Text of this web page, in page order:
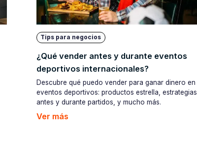
Tips para negocios
¿Qué vender antes y durante eventos
deportivos internacionales?
Descubre qué puedo vender para ganar dinero en
eventos deportivos: productos estrella, estrategias
antes y durante partidos, y mucho más.
Ver más